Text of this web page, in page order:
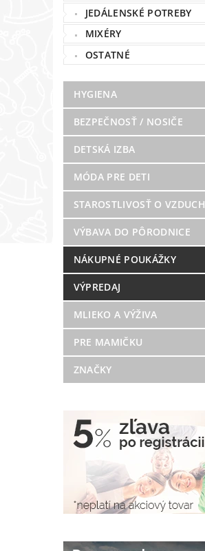
JEDÁLENSKÉ POTREBY
MIXÉRY
OSTATNÉ
HYGIENA
BEZPEČNOSŤ / NOSIČE
DETSKÁ IZBA
MÓDA PRE DETI
STAROSTLIVOSŤ O VZDUCH
VÝBAVA DO PÔRODNICE
NÁKUPNÉ POUKÁŽKY
VÝPREDAJ
MLIEKO A VÝŽIVA
PRE MAMIČKU
ZNAČKY